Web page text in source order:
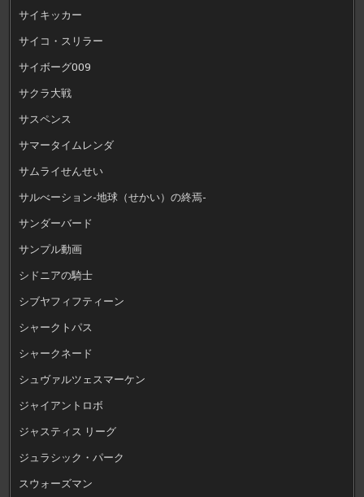
サイキッカー
サイコ・スリラー
サイボーグ009
サクラ大戦
サスペンス
サマータイムレンダ
サムライせんせい
サルべーション-地球（せかい）の終焉-
サンダーバード
サンプル動画
シドニアの騎士
シブヤフィフティーン
シャークトパス
シャークネード
シュヴァルツェスマーケン
ジャイアントロボ
ジャスティス リーグ
ジュラシック・パーク
スウォーズマン